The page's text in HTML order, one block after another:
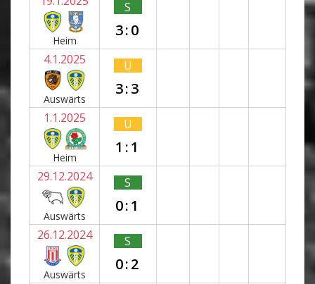
Heim
S
3:0
4.1.2025
Auswärts
U
3:3
1.1.2025
Heim
U
1:1
29.12.2024
Auswärts
S
0:1
26.12.2024
Auswärts
S
0:2